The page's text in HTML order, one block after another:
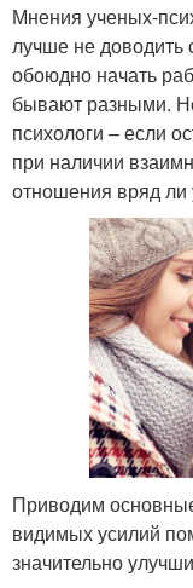
Мнения ученых-
лучше не доводить
обоюдно начать
бывают разными.
психологи – если
при наличии
отношения вряд ли
Приводим
видимых усилий
значительно